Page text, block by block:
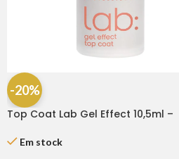
-20%
Top Coat Lab Gel Effect 10,5ml –
Em stock